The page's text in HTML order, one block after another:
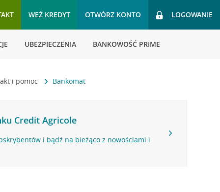
WEŹ KREDYT OTWÓRZ KONTO LOGOWANIE
UBEZPIECZENIA BANKOWOŚĆ PRIME
i pomoc Bankomat
Credit Agricole
i bądź na bieżąco z nowościami i